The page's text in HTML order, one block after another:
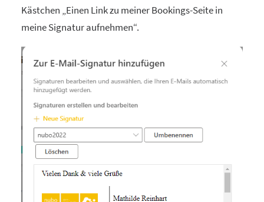
Kästchen „Einen Link zu meiner Bookings-Seite in
meine Signatur aufnehmen“.